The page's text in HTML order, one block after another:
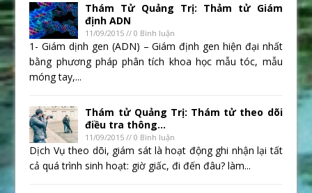
Thám Tử Quảng Trị: Thảm tử Giám
định ADN
11/09/2015 // 0 Bình luận
1- Giám dịnh gen (ADN) – Giám định gen hiện đại nhất
bằng phương pháp phân tích khoa học mẫu tóc, mẫu
móng tay,...
Thám tử Quảng Trị: Thám tử theo dõi
điều tra thông...
11/09/2015 // 0 Bình luận
Dịch Vụ theo dõi, giám sát là hoạt động ghi nhận lại tất
cả quá trình sinh hoạt: giờ giấc, đi đến đâu? làm...